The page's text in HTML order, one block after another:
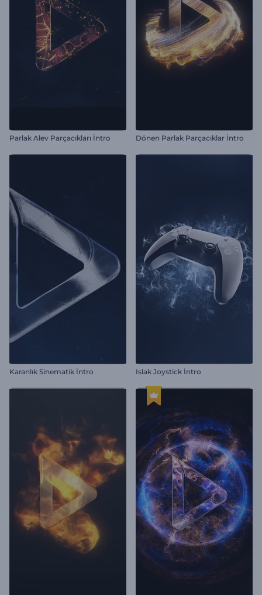
Parlak Alev Parçacıkları İntro Dönen Parlak Parçacıklar İntro
Karanlık Sinematik İntro Islak Joystick İntro